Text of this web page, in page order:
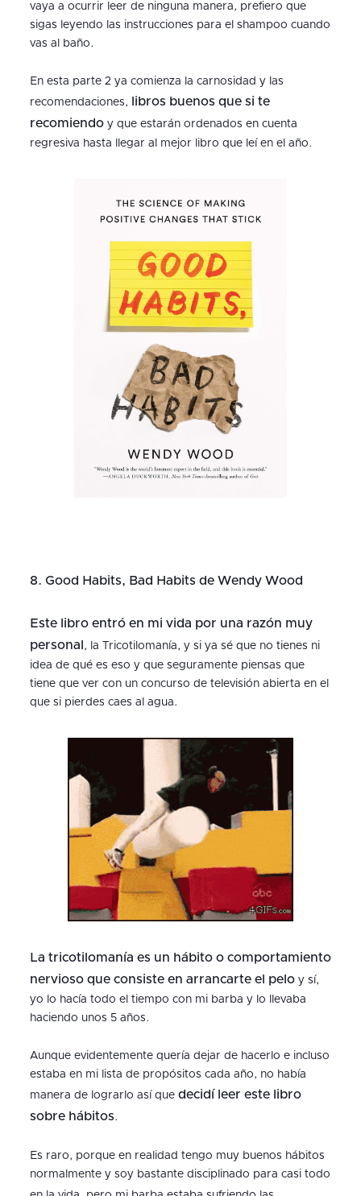
vaya a ocurrir leer de ninguna manera, prefiero que
sigas leyendo las instrucciones para el shampoo cuando
vas al baño.
En esta parte 2 ya comienza la carnosidad y las
recomendaciones,
libros buenos que si te
recomiendoy que estarán ordenados en cuenta
regresiva hasta llegar al mejor libro que leí en el año.
8. Good Habits, Bad Habits de Wendy Wood
Este libro entró en mi vida por una razón muy
personal , la Tricotilomanía, y si ya sé que no tienes ni
idea de qué es eso y que seguramente piensas que
tiene que ver con un concurso de televisión abierta en el
que si pierdes caes al agua.
La tricotilomanía es un hábito o comportamiento
nervioso que consiste en arrancarte el peloy sí,
yo lo hacía todo el tiempo con mi barba y lo llevaba
haciendo unos 5 años.
Aunque evidentemente quería dejar de hacerlo e incluso
estaba en mi lista de propósitos cada año, no había
manera de lograrlo así quedecidí leer este libro
sobre hábitos.
Es raro, porque en realidad tengo muy buenos hábitos
normalmente y soy bastante disciplinado para casi todo